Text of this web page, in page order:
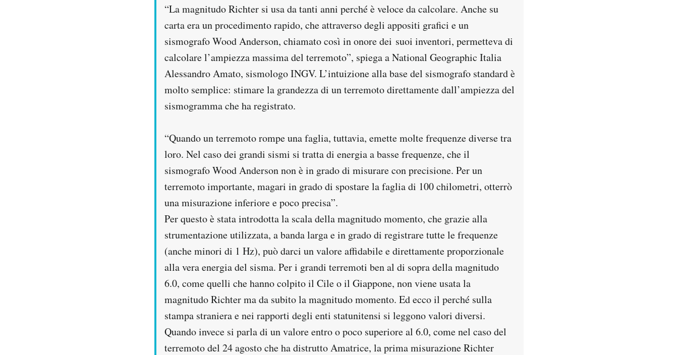
“La magnitudo Richter si usa da tanti anni perché è veloce da calcolare. Anche su
carta era un procedimento rapido, che attraverso degli appositi grafici e un
sismografo Wood Anderson, chiamato così in onore dei suoi inventori, permetteva di
calcolare l’ampiezza massima del terremoto”, spiega a National Geographic Italia
Alessandro Amato, sismologo INGV. L’intuizione alla base del sismografo standard è
molto semplice: stimare la grandezza di un terremoto direttamente dall’ampiezza del
sismogramma che ha registrato.
“Quando un terremoto rompe una faglia, tuttavia, emette molte frequenze diverse tra
loro. Nel caso dei grandi sismi si tratta di energia a basse frequenze, che il
sismografo Wood Anderson non è in grado di misurare con precisione. Per un
terremoto importante, magari in grado di spostare la faglia di 100 chilometri, otterrò
una misurazione inferiore e poco precisa”.
Per questo è stata introdotta la scala della magnitudo momento, che grazie alla
strumentazione utilizzata, a banda larga e in grado di registrare tutte le frequenze
(anche minori di 1 Hz), può darci un valore affidabile e direttamente proporzionale
alla vera energia del sisma. Per i grandi terremoti ben al di sopra della magnitudo
6.0, come quelli che hanno colpito il Cile o il Giappone, non viene usata la
magnitudo Richter ma da subito la magnitudo momento. Ed ecco il perché sulla
stampa straniera e nei rapporti degli enti statunitensi si leggono valori diversi.
Quando invece si parla di un valore entro o poco superiore al 6.0, come nel caso del
terremoto del 24 agosto che ha distrutto Amatrice, la prima misurazione Richter